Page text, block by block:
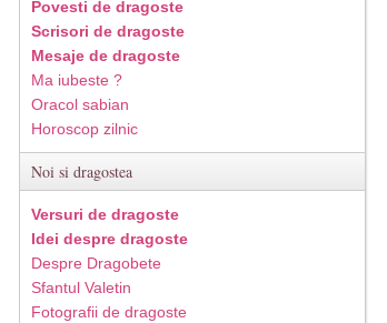
Povesti de dragoste
Scrisori de dragoste
Mesaje de dragoste
Ma iubeste ?
Oracol sabian
Horoscop zilnic
Noi si dragostea
Versuri de dragoste
Idei despre dragoste
Despre Dragobete
Sfantul Valetin
Fotografii de dragoste